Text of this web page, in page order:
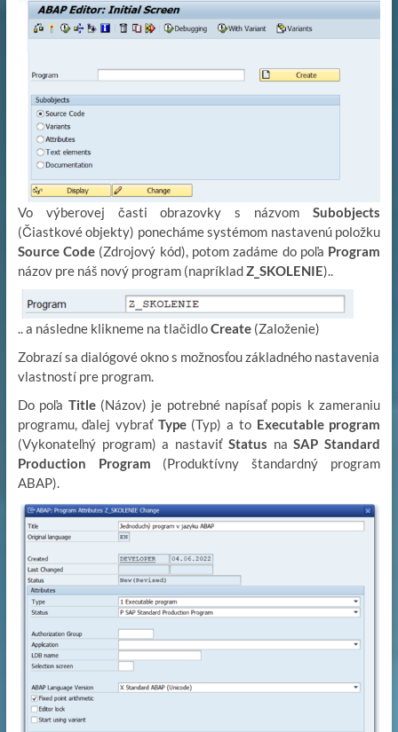
Vo výberovej časti obrazovky s názvomSubobjects
(Čiastkové objekty) ponecháme systémom nastavenú položku
Source Code (Zdrojový kód), potom zadáme do poľa Program
názov pre náš nový program (napríkladZ_SKOLENIE)..
.. a následne klikneme na tlačidloCreate(Založenie)
Zobrazí sa dialógové okno s možnosťou základného nastavenia
vlastností pre program.
Do poľa Title(Názov) je potrebné napísať popis k zameraniu
programu, ďalej vybrať Type(Typ) a to Executable program
(Vykonateľný program) a nastaviť Status naSAP Standard
Production Program (Produktívny štandardný program
ABAP).